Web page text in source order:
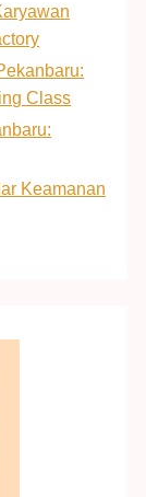
Class
Keamanan